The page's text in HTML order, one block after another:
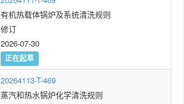
有机热载体锅炉及系统清洗规则
修订
2026-07-30
正在起草
20264113-T-469
蒸汽和热水锅炉化学清洗规则